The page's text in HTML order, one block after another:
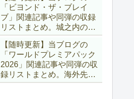
規カードが多数登場！！ま
た、「ドミナス」などの豪
華再録にも注目ですね～。
【遊戯王OCG】
「ビヨンド・ザ・ブレイ
ブ」関連記事や同弾の収録
リストまとめ。城之内のカ
ードたちが『時の黒魔術
師』関連となってリメイ
ク！！さらに、「Ｄ－ＨＥ
ＲＯ」の『幽獄の時計塔』
も待望のリメイクです！！
【随時更新】当ブログの
「ワールドプレミアパック
2026」関連記事や同弾の収
録リストまとめ。海外先行
カードが例年より早く来